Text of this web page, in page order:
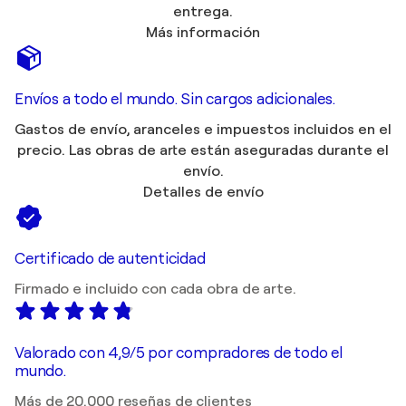
entrega.
Más información
Envíos a todo el mundo. Sin cargos adicionales.
Gastos de envío, aranceles e impuestos incluidos en el
precio. Las obras de arte están aseguradas durante el
envío.
Detalles de envío
Certificado de autenticidad
Firmado e incluido con cada obra de arte.
Valorado con 4,9/5 por compradores de todo el
mundo.
Más de 20.000 reseñas de clientes